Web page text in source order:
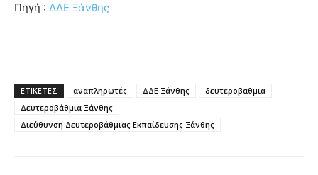
Πηγή : ΔΔΕ Ξάνθης
ΕΤΙΚΕΤΕΣ αναπληρωτές ΔΔΕ Ξάνθης
δευτεροβαθμια
Δευτεροβάθμια Ξάνθης
Διεύθυνση Δευτεροβάθμιας Εκπαίδευσης Ξάνθης